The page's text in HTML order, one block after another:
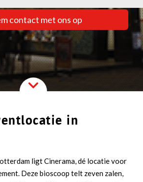
contact met ons op
in
ligt Cinerama, dé locatie voor
Deze bioscoop telt zeven zalen,